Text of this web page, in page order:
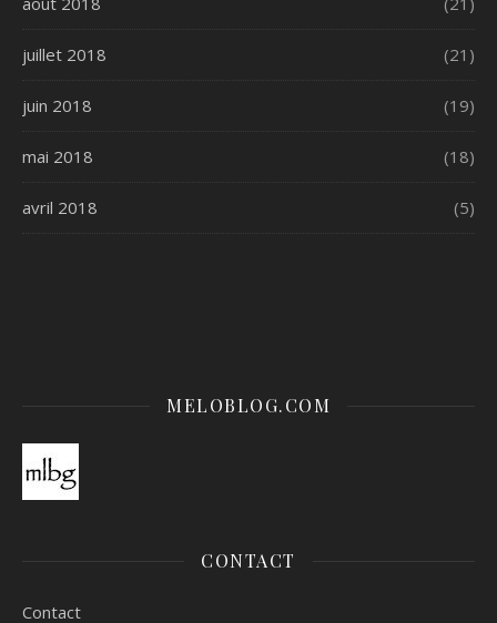
juillet 2018 (21)
juin 2018 (19)
mai 2018 (18)
avril 2018 (5)
MELOBLOG.COM
CONTACT
Contact